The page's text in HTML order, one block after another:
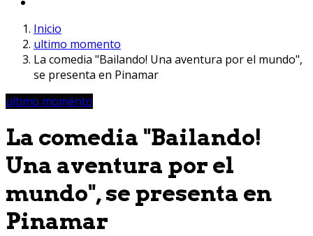
Inicio
ultimo momento
La comedia "Bailando! Una aventura por el mundo",
se presenta en Pinamar
ultimo momento
La comedia "Bailando!
Una aventura por el
mundo", se presenta en
Pinamar